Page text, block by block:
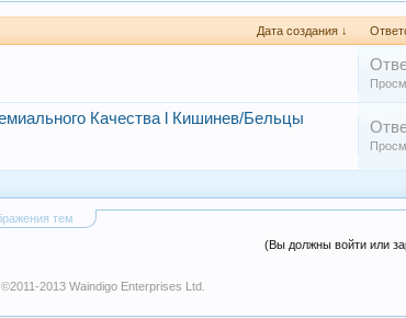
Дата создания ↓
Качества l Кишинев/Бельцы
тем
(Вы должны войти или
2013 Waindigo Enterprises Ltd.